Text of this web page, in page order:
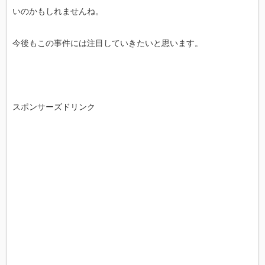
いのかもしれませんね。
今後もこの事件には注目していきたいと思います。
スポンサーズドリンク